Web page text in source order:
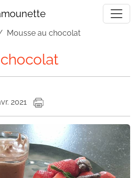
Mousse au chocolat
2021